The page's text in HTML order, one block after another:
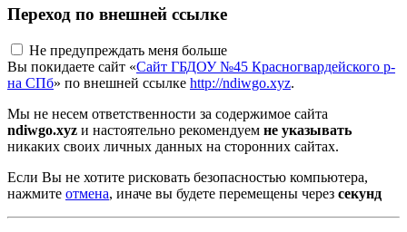
Переход по внешней ссылке
Не предупреждать меня больше
Вы покидаете сайт «Сайт ГБДОУ №45 Красногвардейского р-
на СПб» по внешней ссылке http://ndiwgo.xyz.
Мы не несем ответственности за содержимое сайта
ndiwgo.xyz и настоятельно рекомендуем не указывать
никаких своих личных данных на сторонних сайтах.
Если Вы не хотите рисковать безопасностью компьютера,
нажмите отмена, иначе вы будете перемещены через секунд